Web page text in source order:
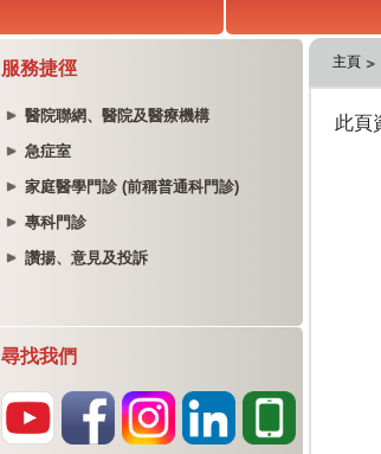
服務捷徑
醫院聯網、醫院及醫療機構
急症室
家庭醫學門診 (前稱普通科門診)
專科門診
讚揚、意見及投訴
尋找我們
主頁